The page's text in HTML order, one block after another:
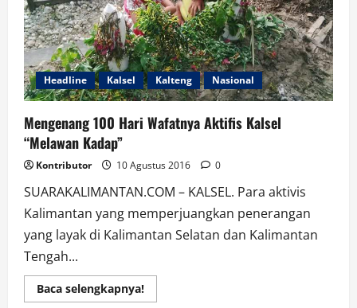
Headline Kalsel Kalteng Nasional
Mengenang 100 Hari Wafatnya Aktifis Kalsel
“Melawan Kadap”
Kontributor 10 Agustus 2016 0
SUARAKALIMANTAN.COM – KALSEL. Para aktivis
Kalimantan yang memperjuangkan penerangan
yang layak di Kalimantan Selatan dan Kalimantan
Tengah...
Baca selengkapnya!Read
more